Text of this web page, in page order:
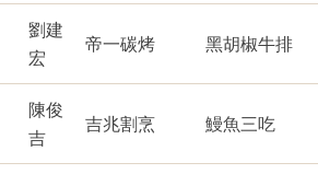
劉建
宏
帝一碳烤 黑胡椒牛排
陳俊
吉
吉兆割烹 鰻魚三吃